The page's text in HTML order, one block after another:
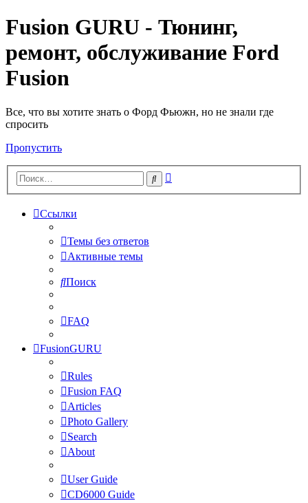
Fusion GURU - Тюнинг,
ремонт, обслуживание Ford
Fusion
Все, что вы хотите знать о Форд Фьюжн, но не знали где
спросить
Пропустить
Поиск
Ссылки
Темы без ответов
Активные темы
Поиск
FAQ
FusionGURU
Rules
Fusion FAQ
Articles
Photo Gallery
Search
About
User Guide
CD6000 Guide